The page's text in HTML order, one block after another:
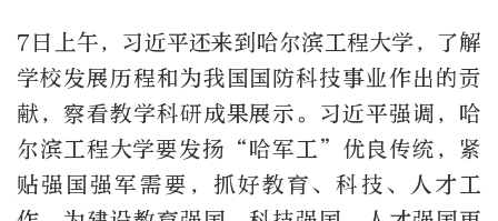
7日上午，习近平还来到哈尔滨工程大学，了解
学校发展历程和为我国国防科技事业作出的贡
献，察看教学科研成果展示。习近平强调，哈
尔滨工程大学要发扬“哈军工”优良传统，紧
贴强国强军需要，抓好教育、科技、人才工